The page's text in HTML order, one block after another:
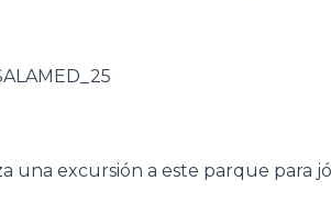
excursión a este parque para